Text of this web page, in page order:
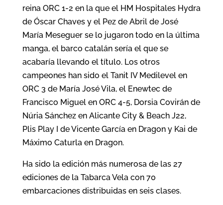
reina ORC 1-2 en la que el HM Hospitales Hydra
de Óscar Chaves y el Pez de Abril de José
María Meseguer se lo jugaron todo en la última
manga, el barco catalán sería el que se
acabaría llevando el título. Los otros
campeones han sido el Tanit IV Medilevel en
ORC 3 de María José Vila, el Enewtec de
Francisco Miguel en ORC 4-5, Dorsia Covirán de
Núria Sánchez en Alicante City & Beach J22,
Plis Play I de Vicente García en Dragon y Kai de
Máximo Caturla en Dragon.
Ha sido la edición más numerosa de las 27
ediciones de la Tabarca Vela con 70
embarcaciones distribuidas en seis clases.